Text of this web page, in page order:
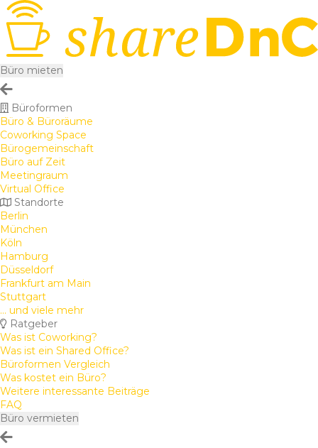
Büro mieten
Büroformen
Büro & Büroräume
Coworking Space
Bürogemeinschaft
Büro auf Zeit
Meetingraum
Virtual Office
Standorte
Berlin
München
Köln
Hamburg
Düsseldorf
Frankfurt am Main
Stuttgart
... und viele mehr
Ratgeber
Was ist Coworking?
Was ist ein Shared Office?
Büroformen Vergleich
Was kostet ein Büro?
Weitere interessante Beiträge
FAQ
Büro vermieten